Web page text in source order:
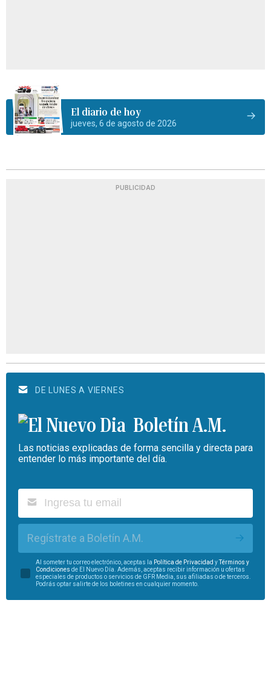
El diario de hoy
jueves, 6 de agosto de 2026
PUBLICIDAD
DE LUNES A VIERNES
Boletín A.M.
Las noticias explicadas de forma sencilla y directa para
entender lo más importante del día.
Regístrate a Boletín A.M.
Al someter tu correo electrónico, aceptas la Política de Privacidad yTérminos y
Condiciones de El Nuevo Día. Además, aceptas recibir información u ofertas
especiales de productos o servicios de GFR Media, sus afiliadas o de terceros.
Podrás optar salirte de los boletines en cualquier momento.